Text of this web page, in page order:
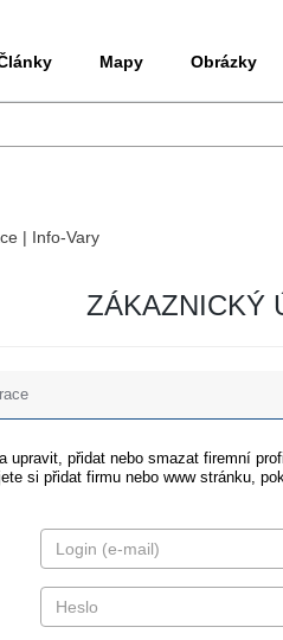
Mapy Obrázky
| Info-Vary
ZÁKAZNICKÝ
upravit, přidat nebo smazat firemní
si přidat firmu nebo www stránku,